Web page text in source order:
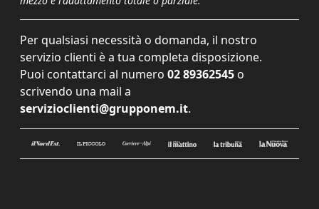
Per qualsiasi necessità o domanda, il nostro
servizio clienti è a tua completa disposizione.
Puoi contattarci al numero 02 89362545 o
scrivendo una mail a
servizioclienti@grupponem.it.